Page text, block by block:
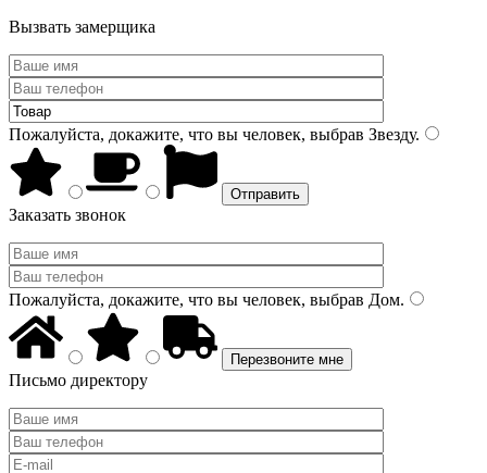
Вызвать замерщика
Пожалуйста, докажите, что вы человек, выбрав Звезду.
Заказать звонок
Пожалуйста, докажите, что вы человек, выбрав Дом.
Письмо директору